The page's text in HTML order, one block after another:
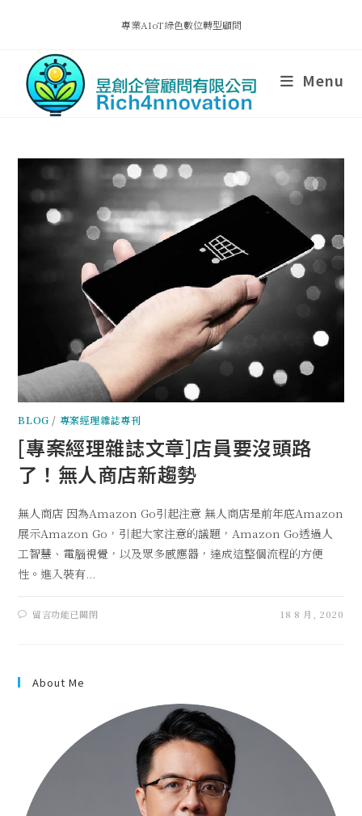
專業AIoT綠色數位轉型顧問
Menu
BLOG / 專案經理雜誌專刊
[專案經理雜誌文章]店員要沒頭路
了！無人商店新趨勢
無人商店 因為Amazon Go引起注意 無人商店是前年底Amazon
展示Amazon Go，引起大家注意的議題，Amazon Go透過人
工智慧、電腦視覺，以及眾多感應器，達成這整個流程的方便
性。進入裝有...
留言功能已關閉 18 8 月, 2020
About Me